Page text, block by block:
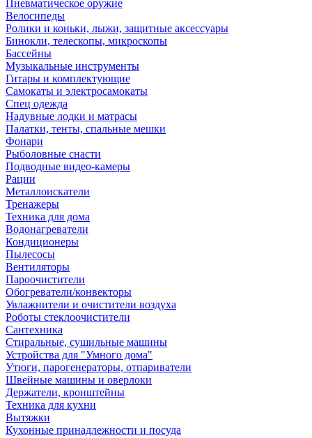
Пневматическое оружие
Велосипеды
Ролики и коньки, лыжи, защитные аксессуары
Бинокли, телескопы, микроскопы
Бассейны
Музыкальные инструменты
Гитары и комплектующие
Самокаты и электросамокаты
Спец одежда
Надувные лодки и матрасы
Палатки, тенты, спальные мешки
Фонари
Рыболовные снасти
Подводные видео-камеры
Рации
Металлоискатели
Тренажеры
Техника для дома
Водонагреватели
Кондиционеры
Пылесосы
Вентиляторы
Пароочистители
Обогреватели/конвекторы
Увлажнители и очистители воздуха
Роботы стеклоочистители
Сантехника
Стиральные, сушильные машины
Устройства для "Умного дома"
Утюги, парогенераторы, отпариватели
Швейные машины и оверлоки
Держатели, кронштейны
Техника для кухни
Вытяжки
Кухонные принадлежности и посуда